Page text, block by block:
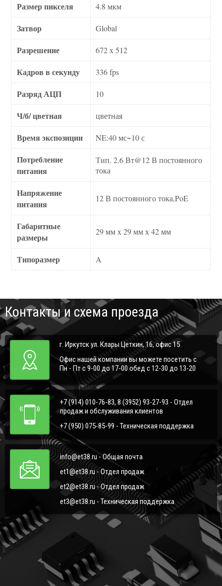
Размер пикселя 4.8 мкм
Затвор Global
Разрешение 672 x 512
Кадров в секунду 336 fps
Разряд АЦП 10
Ч/б/ цветная цветная
Время экспозиции NE:40 мс~10 с
Потребление
питания
Тип. 2.6 Вт@12 В постоянного
тока
Напряжение
питания
12 В постоянного тока,PoE
Габаритные
размеры
29 мм x 29 мм x 42 мм
Типоразмер A
Контакты и схема проезда
г. Иркутск ул. Клары Цеткин, 16, офис 15
Офис нашей компании вы можете посетить с
Пн - Пт с 9-00 до 17-00 обед с 12-30 до 13-20
+7 (914) 010-76-83, 8 (3952) 93-27-93 - Отдел
продаж и обслуживания клиентов
+7 (950) 075-85-99 - Техническая поддержка
info@et38.ru - Общая почта
et1@et38.ru - Отдел продаж
et2@et38.ru - Отдел продаж
et3@et38.ru - Техническая поддержка